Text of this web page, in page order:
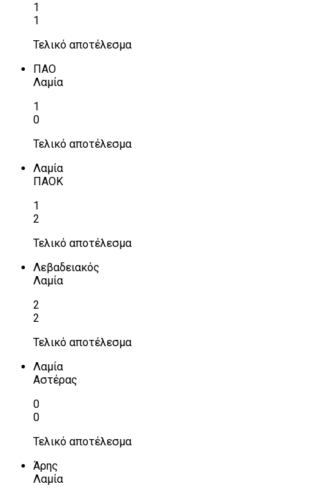
1
1
Τελικό αποτέλεσμα
ΠΑΟ
Λαμία
1
0
Τελικό αποτέλεσμα
Λαμία
ΠΑΟΚ
1
2
Τελικό αποτέλεσμα
Λεβαδειακός
Λαμία
2
2
Τελικό αποτέλεσμα
Λαμία
Αστέρας
0
0
Τελικό αποτέλεσμα
Άρης
Λαμία